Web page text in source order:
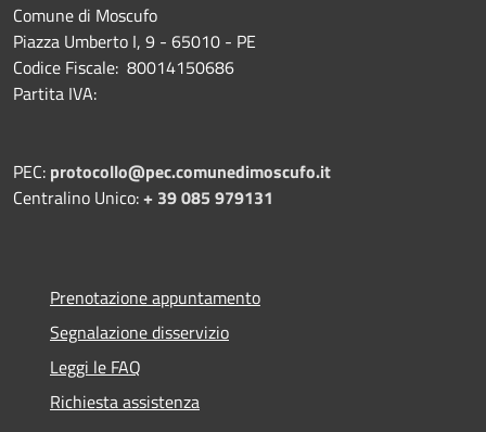
Comune di Moscufo
Piazza Umberto I, 9 - 65010 - PE
Codice Fiscale: 80014150686
Partita IVA:
PEC: protocollo@pec.comunedimoscufo.it
Centralino Unico:+ 39 085 979131
Prenotazione appuntamento
Segnalazione disservizio
Leggi le FAQ
Richiesta assistenza